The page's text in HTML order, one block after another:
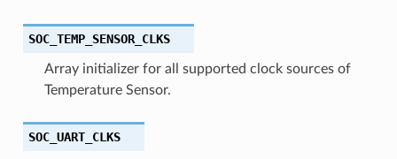
SOC_TEMP_SENSOR_CLKS
Array initializer for all supported clock sources of
Temperature Sensor.
SOC_UART_CLKS